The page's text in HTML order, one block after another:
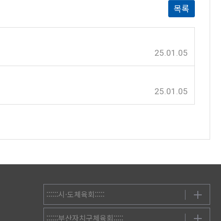
목록
25.01.05
25.01.05